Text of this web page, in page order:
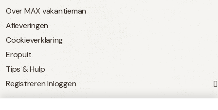
Over MAX vakantieman
Afleveringen
Cookieverklaring
Eropuit
Tips & Hulp
Registreren Inloggen